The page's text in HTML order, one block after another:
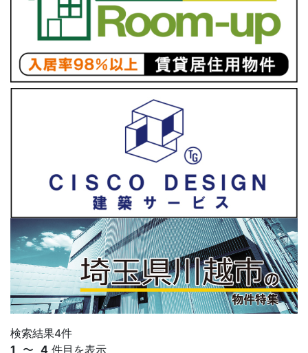
検索結果4件
1 〜 4 件目を表示